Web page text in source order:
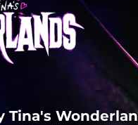
Tina's